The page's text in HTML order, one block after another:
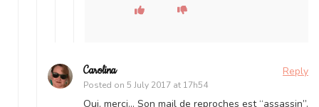
Carolina
Posted on 5 July 2017 at 17h54
Reply
Oui, merci… Son mail de reproches est “assassin”.